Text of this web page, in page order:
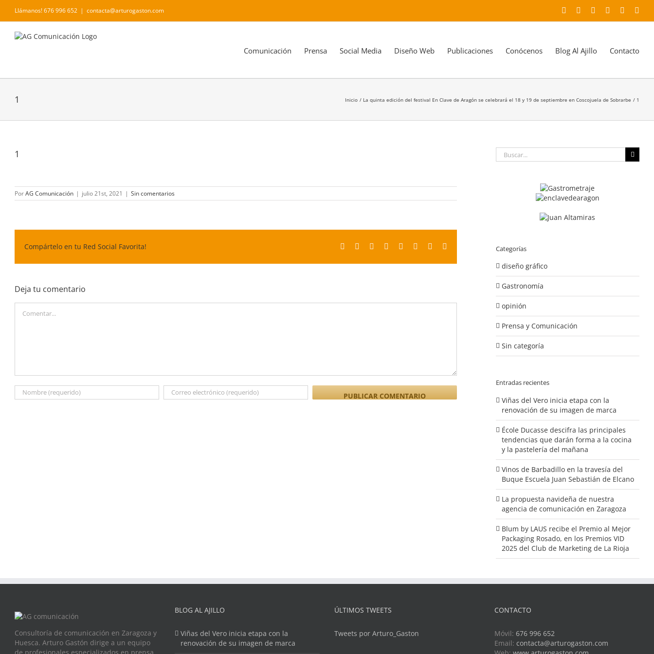
contenido
Llámanos! 676 996 652 | contacta@arturogaston.com Facebook YouTubeInstagramLinkedIn
Comunicación Prensa Social Media Diseño Web Publicaciones Conócenos Blog Al Ajillo Contacto
1 Inicio La quinta edición del festival En Clave de Aragón se celebrará el 18 y 19 de septiembre en Coscojuela de Sobrarbe 1
1
PorAG Comunicación | julio 21st, 2021 | Sin comentarios
Compártelo en tu Red Social Favorita! Facebook Reddit LinkedIn
TumblrPinterest
Deja tu comentario
Buscar:
Categorías
diseño gráfico
Gastronomía
opinión
Prensa y Comunicación
Sin categoría
Entradas recientes
Viñas del Vero inicia etapa con la
renovación de su imagen de marca
École Ducasse descifra las principales
tendencias que darán forma a la cocina
y la pastelería del mañana
Vinos de Barbadillo en la travesía del
Buque Escuela Juan Sebastián de Elcano
La propuesta navideña de nuestra
agencia de comunicación en Zaragoza
Blum by LAUS recibe el Premio al Mejor
Packaging Rosado, en los Premios VID
2025 del Club de Marketing de La Rioja
Consultoría de comunicación en Zaragoza y
Huesca. Arturo Gastón dirige a un equipo
de profesionales especializados en prensa,
BLOG AL AJILLO
Viñas del Vero inicia etapa con la
renovación de su imagen de marca
ÚLTIMOS TWEETS
Tweets por Arturo_Gaston
CONTACTO
Móvil: 676 996 652
Email: contacta@arturogaston.com